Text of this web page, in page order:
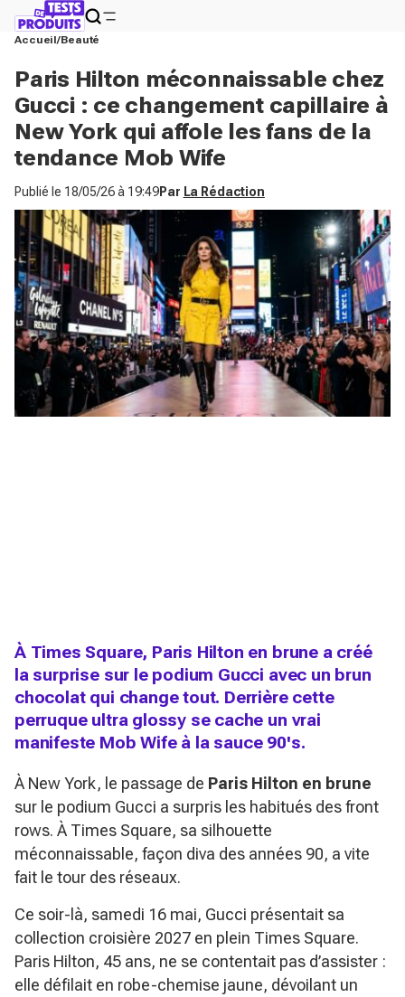
Accueil Beauté
Paris Hilton méconnaissable chez
Gucci : ce changement capillaire à
New York qui affole les fans de la
tendance Mob Wife
Publié le 18/05/26 à 19:49Par La Rédaction
À Times Square, Paris Hilton en brune a créé
la surprise sur le podium Gucci avec un brun
chocolat qui change tout. Derrière cette
perruque ultra glossy se cache un vrai
manifeste Mob Wife à la sauce 90's.
À New York, le passage de Paris Hilton en brune
sur le podium Gucci a surpris les habitués des front
rows. À Times Square, sa silhouette
méconnaissable, façon diva des années 90, a vite
fait le tour des réseaux.
Ce soir-là, samedi 16 mai, Gucci présentait sa
collection croisière 2027 en plein Times Square.
Paris Hilton, 45 ans, ne se contentait pas d’assister :
elle défilait en robe-chemise jaune, dévoilant un